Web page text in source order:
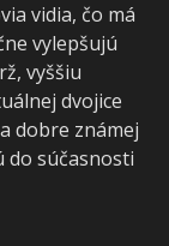
vidia, čo má
vylepšujú
vyššiu
dvojice
dobre známej
do súčasnosti